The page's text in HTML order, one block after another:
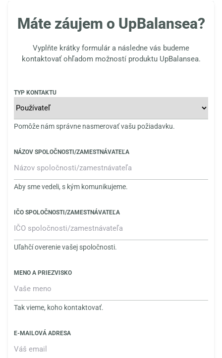
Máte záujem o UpBalansea?
Vyplňte krátky formulár a následne vás budeme
kontaktovať ohľadom možností produktu UpBalansea.
TYP KONTAKTU
Pomôže nám správne nasmerovať vašu požiadavku.
NÁZOV SPOLOČNOSTI/ZAMESTNÁVATEĽA
Aby sme vedeli, s kým komunikujeme.
IČO SPOLOČNOSTI/ZAMESTNÁVATEĽA
Uľahčí overenie vašej spoločnosti.
MENO A PRIEZVISKO
Tak vieme, koho kontaktovať.
E-MAILOVÁ ADRESA